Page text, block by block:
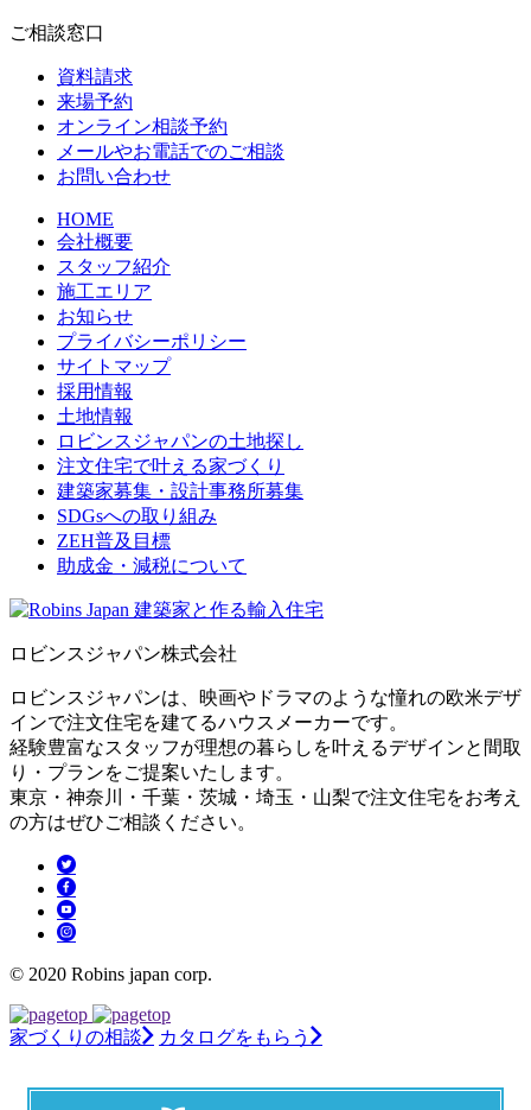
ご相談窓口
資料請求
来場予約
オンライン相談予約
メールやお電話でのご相談
お問い合わせ
HOME
会社概要
スタッフ紹介
施工エリア
お知らせ
プライバシーポリシー
サイトマップ
採用情報
土地情報
ロビンスジャパンの土地探し
注文住宅で叶える家づくり
建築家募集・設計事務所募集
SDGsへの取り組み
ZEH普及目標
助成金・減税について
ロビンスジャパン株式会社
ロビンスジャパンは、映画やドラマのような憧れの欧米デザ
インで注文住宅を建てるハウスメーカーです。
経験豊富なスタッフが理想の暮らしを叶えるデザインと間取
り・プランをご提案いたします。
東京・神奈川・千葉・茨城・埼玉・山梨で注文住宅をお考え
の方はぜひご相談ください。
© 2020 Robins japan corp.
家づくりの相談 カタログをもらう